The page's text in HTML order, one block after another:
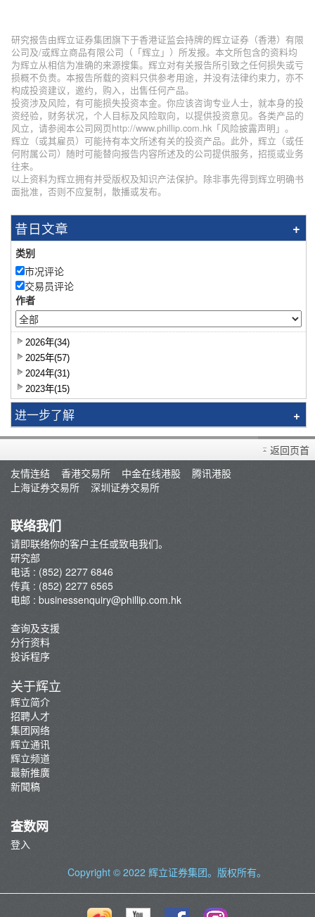
研究报告由辉立证券集团旗下于香港证监会持牌的辉立证券（香港）有限
公司及/或辉立商品有限公司（「辉立」）所发报。本文所包含的资料均
为辉立从相信为准确的来源搜集。辉立对有关报告所引致之任何损失或亏
损概不负责。本报告所载的资料只供参考用途，并没有法律约束力，亦不
构成投资建议，邀约，购入，出售任何产品。
投资涉及风险，有可能损失投资本金。你应该咨询专业人士，就本身的投
资经验，财务状况，个人目标及风险取向，以提供投资意见。各类产品的
风立，请参阅本公司网页http://www.phillip.com.hk「风险披露声明」。
辉立（或其雇员）可能持有本文所述有关的投资产品。此外，辉立（或任
何附属公司）随时可能替向报告内容所述及的公司提供服务，招揽或业务
往来。
以上资料为辉立拥有并受版权及知识产法保护。除非事先得到辉立明确书
面批准，否则不应复制，散播或发布。
昔日文章
类别
市况评论
交易员评论
作者
2026年(34)
2025年(57)
2024年(31)
2023年(15)
进一步了解
研究报告
智识拣股
市况评论
A股研报
返回页首
友情连结
香港交易所 中金在线港股
腾讯港股
上海证券交易所
深圳证券交易所
联络我们
请即联络你的客户主任或致电我们。
研究部
电话 : (852) 2277 6846
传真 : (852) 2277 6565
电邮 : businessenquiry@phillip.com.hk
查询及支援
分行资料
投诉程序
关于辉立
辉立简介
招聘人才
集团网络
辉立通讯
辉立频道
最新推廣
新聞稿
查数网
登入
Copyright © 2022 辉立证券集团。版权所有。